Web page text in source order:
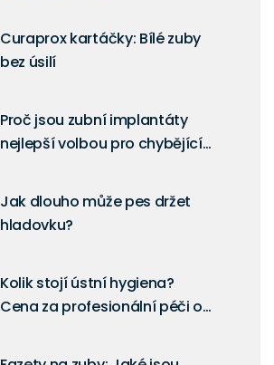
Curaprox kartáčky: Bílé zuby
bez úsilí
Proč jsou zubní implantáty
nejlepší volbou pro chybějící
Jak dlouho může pes držet
hladovku?
Kolik stojí ústní hygiena?
Cena za profesionální péči o